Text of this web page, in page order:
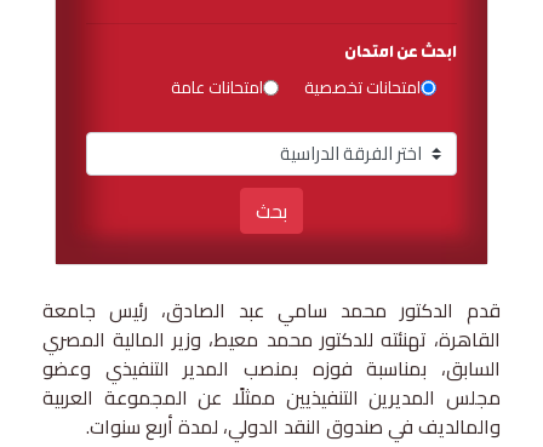
ابحث عن امتحان
امتحانات تخصصية امتحانات عامة
بحث
قدم الدكتور محمد سامي عبد الصادق، رئيس جامعة
القاهرة، تهنئته للدكتور محمد معيط، وزير المالية المصري
السابق، بمناسبة فوزه بمنصب المدير التنفيذي وعضو
مجلس المديرين التنفيذيين ممثلًا عن المجموعة العربية
والمالديف في صندوق النقد الدولي، لمدة أربع سنوات.